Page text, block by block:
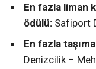
En fazla liman
ödülü: Safiport
En fazla
Denizcilik –